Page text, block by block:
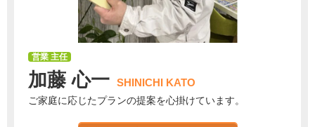
営業 主任
加藤 心一 SHINICHI KATO
ご家庭に応じたプランの提案を心掛けています。